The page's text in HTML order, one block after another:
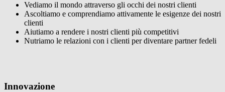
Vediamo il mondo attraverso gli occhi dei nostri clienti
Ascoltiamo e comprendiamo attivamente le esigenze dei nostri
clienti
Aiutiamo a rendere i nostri clienti più competitivi
Nutriamo le relazioni con i clienti per diventare partner fedeli
Innovazione